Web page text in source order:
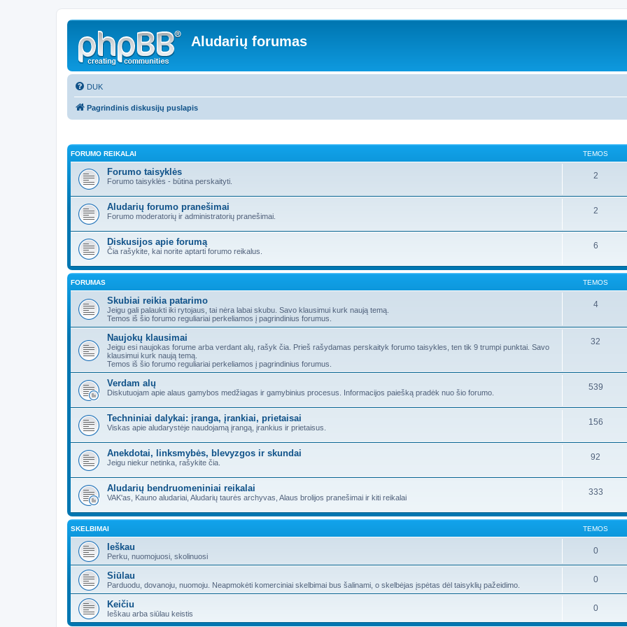
Aludarių forumas
DUK
Pagrindinis diskusijų puslapis
FORUMO REIKALAI TEMOS
Forumo taisyklės
Forumo taisyklės - būtina perskaityti.
2
Aludarių forumo pranešimai
Forumo moderatorių ir administratorių pranešimai.
2
Diskusijos apie forumą
Čia rašykite, kai norite aptarti forumo reikalus.
6
FORUMAS TEMOS
Skubiai reikia patarimo
Jeigu gali palaukti iki rytojaus, tai nėra labai skubu. Savo klausimui kurk naują temą.
Temos iš šio forumo reguliariai perkeliamos į pagrindinius forumus.
4
Naujokų klausimai
Jeigu esi naujokas forume arba verdant alų, rašyk čia. Prieš rašydamas perskaityk forumo taisykles, ten tik 9 trumpi punktai. Savo
klausimui kurk naują temą.
Temos iš šio forumo reguliariai perkeliamos į pagrindinius forumus.
32
Verdam alų
Diskutuojam apie alaus gamybos medžiagas ir gamybinius procesus. Informacijos paiešką pradėk nuo šio forumo.
539
Techniniai dalykai: įranga, įrankiai, prietaisai
Viskas apie aludarystėje naudojamą įrangą, įrankius ir prietaisus.
156
Anekdotai, linksmybės, blevyzgos ir skundai
Jeigu niekur netinka, rašykite čia.
92
Aludarių bendruomeniniai reikalai
VAK'as, Kauno aludariai, Aludarių taurės archyvas, Alaus brolijos pranešimai ir kiti reikalai
333
SKELBIMAI TEMOS
Ieškau
Perku, nuomojuosi, skolinuosi
0
Siūlau
Parduodu, dovanoju, nuomoju. Neapmokėti komerciniai skelbimai bus šalinami, o skelbėjas įspėtas dėl taisyklių pažeidimo.
0
Keičiu
Ieškau arba siūlau keistis
0